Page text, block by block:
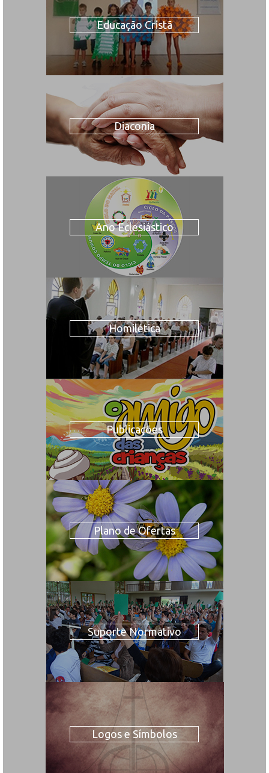
Educação Cristã
Diaconia
Ano Eclesiástico
Homilética
Publicações
Plano de Ofertas
Suporte Normativo
Logos e Símbolos